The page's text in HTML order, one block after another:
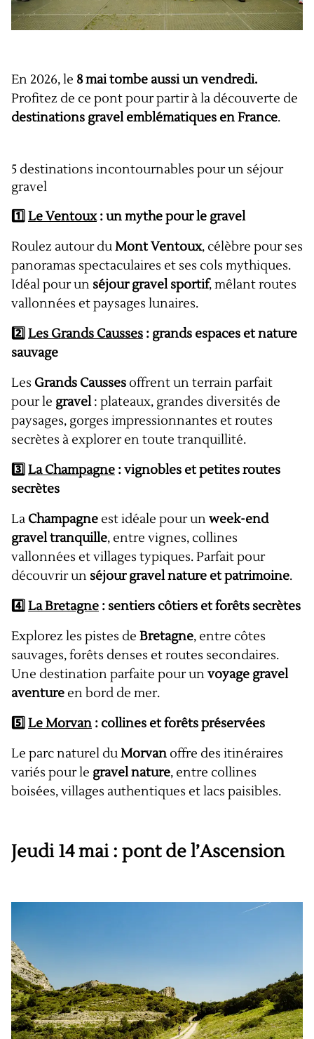
En 2026, le 8 mai tombe aussi un vendredi.
Profitez de ce pont pour partir à la découverte de
destinations gravel emblématiques en France.
5 destinations incontournables pour un séjour
gravel
1️⃣ Le Ventoux: un mythe pour le gravel
Roulez autour duMont Ventoux, célèbre pour ses
panoramas spectaculaires et ses cols mythiques.
Idéal pour un séjour gravel sportif, mêlant routes
vallonnées et paysages lunaires.
2️⃣ Les Grands Causses : grands espaces et nature
sauvage
Les Grands Causses offrent un terrain parfait
pour le gravel: plateaux, grandes diversités de
paysages, gorges impressionnantes et routes
secrètes à explorer en toute tranquillité.
3️⃣ La Champagne : vignobles et petites routes
secrètes
La Champagne est idéale pour unweek-end
gravel tranquille, entre vignes, collines
vallonnées et villages typiques. Parfait pour
découvrir un séjour gravel nature et patrimoine.
4️⃣ La Bretagne : sentiers côtiers et forêts secrètes
Explorez les pistes de Bretagne, entre côtes
sauvages, forêts denses et routes secondaires.
Une destination parfaite pour unvoyage gravel
aventure en bord de mer.
5️⃣ Le Morvan : collines et forêts préservées
Le parc naturel duMorvan offre des itinéraires
variés pour le gravel nature, entre collines
boisées, villages authentiques et lacs paisibles.
Jeudi 14 mai : pont de l’Ascension